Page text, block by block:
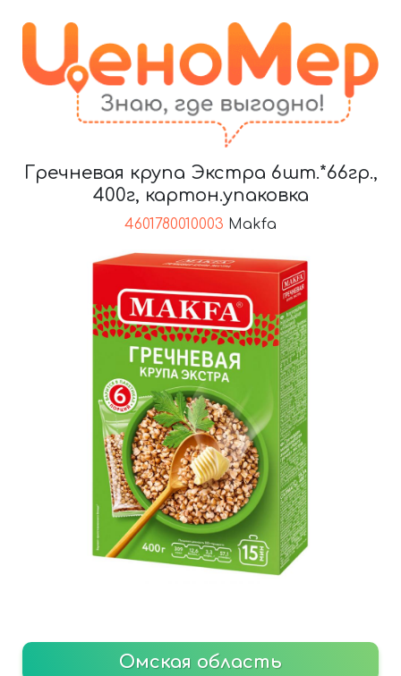
Гречневая крупа Экстра 6шт.*66гр.,
400г, картон.упаковка
4601780010003 Makfa
Омская область